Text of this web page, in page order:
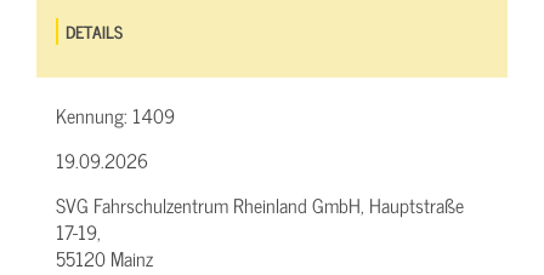
DETAILS
Kennung: 1409
19.09.2026
SVG Fahrschulzentrum Rheinland GmbH, Hauptstraße
17-19,
55120 Mainz